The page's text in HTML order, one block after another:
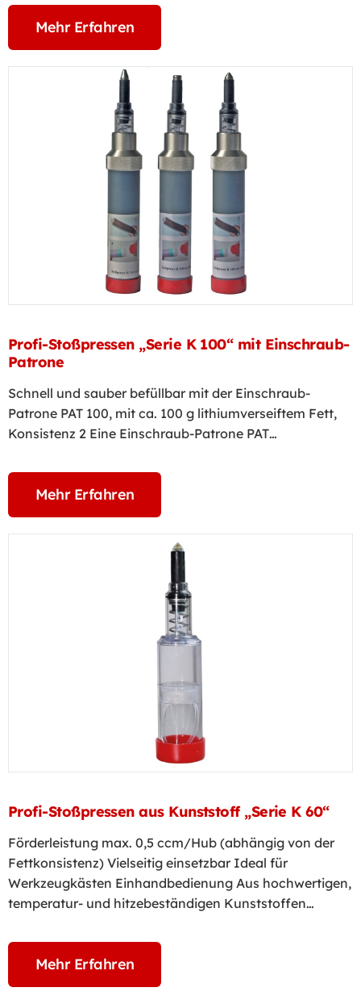
Mehr Erfahren
Profi-Stoßpressen „Serie K 100“ mit Einschraub-
Patrone
Schnell und sauber befüllbar mit der Einschraub-
Patrone PAT 100, mit ca. 100 g lithiumverseiftem Fett,
Konsistenz 2 Eine Einschraub-Patrone PAT…
Mehr Erfahren
Profi-Stoßpressen aus Kunststoff „Serie K 60“
Förderleistung max. 0,5 ccm/Hub (abhängig von der
Fettkonsistenz) Vielseitig einsetzbar Ideal für
Werkzeugkästen Einhandbedienung Aus hochwertigen,
temperatur- und hitzebeständigen Kunststoffen…
Mehr Erfahren